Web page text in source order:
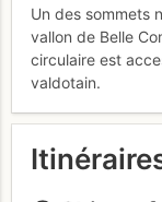
Un des sommets
vallon de Belle
circulaire est
valdotain.